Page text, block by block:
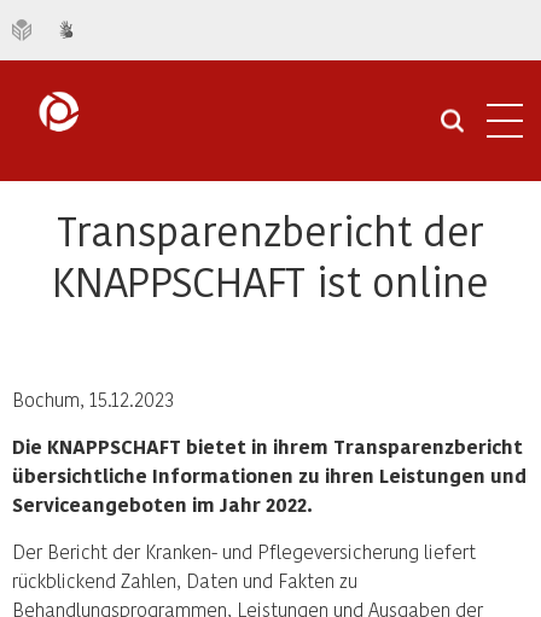
Transparenzbericht der
KNAPPSCHAFT ist online
Bochum, 15.12.2023
Die KNAPPSCHAFT bietet in ihrem Transparenzbericht
übersichtliche Informationen zu ihren Leistungen und
Serviceangeboten im Jahr 2022.
Der Bericht der Kranken- und Pflegeversicherung liefert
rückblickend Zahlen, Daten und Fakten zu
Behandlungsprogrammen, Leistungen und Ausgaben der